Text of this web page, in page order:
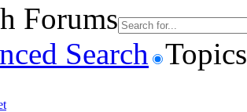
Forums
Search Topics